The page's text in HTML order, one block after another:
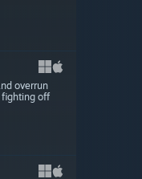
overrun
fighting off